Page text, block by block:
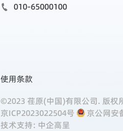
 010-65000100
使用条款
©2023 荏原(中国)有限公司. 版权
京ICP2023022504号
京公网安
技术支持: 中企高呈